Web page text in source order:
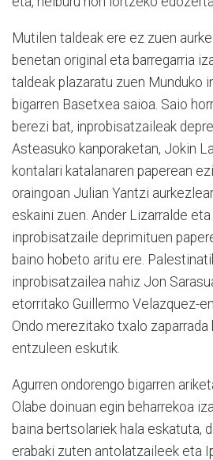
Mutilen taldeak ere ez zuen
benetan original eta barregarria
taldeak plazaratu zuen Munduko
bigarren Basetxea saioa. Saio
berezi bat, inprobisatzaileak
Asteasuko kanporaketan, Jokin
kontalari katalanaren paperean
oraingoan Julian Yantzi
eskaini zuen. Ander Lizarralde
inprobisatzaile deprimituen
baino hobeto aritu ere.
inprobisatzailea nahiz Jon
etorritako Guillermo Velazquez-
Ondo merezitako txalo
entzuleen eskutik.
Agurren ondorengo bigarren
Olabe doinuan egin beharrekoa
baina bertsolariek hala eskatuta,
erabaki zuten antolatzaileek eta